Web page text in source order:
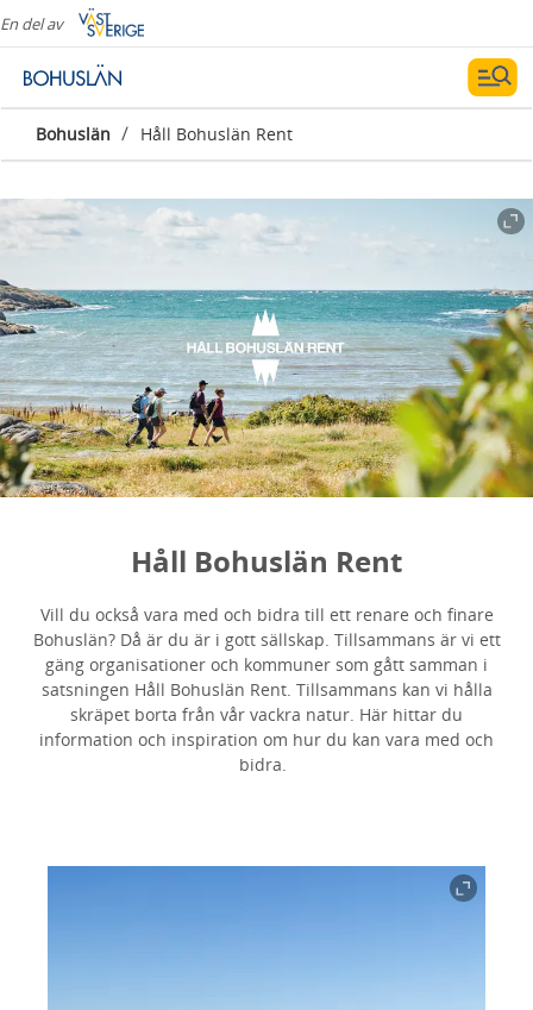
En del av
Bohuslän / Håll Bohuslän Rent
Håll Bohuslän Rent
Vill du också vara med och bidra till ett renare och finare
Bohuslän? Då är du är i gott sällskap. Tillsammans är vi ett
gäng organisationer och kommuner som gått samman i
satsningen Håll Bohuslän Rent. Tillsammans kan vi hålla
skräpet borta från vår vackra natur. Här hittar du
information och inspiration om hur du kan vara med och
bidra.